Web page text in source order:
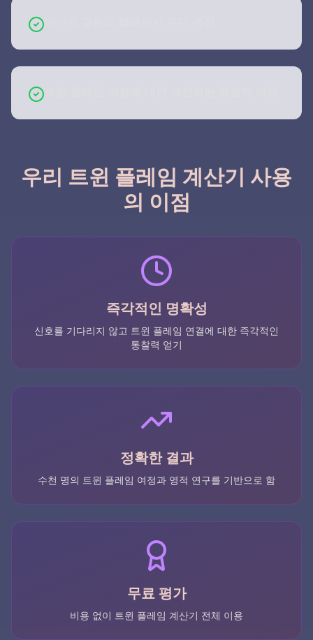
우리 트윈 플레임 계산기 사용
의 이점
즉각적인 명확성
신호를 기다리지 않고 트윈 플레임 연결에 대한 즉각적인
통찰력 얻기
정확한 결과
수천 명의 트윈 플레임 여정과 영적 연구를 기반으로 함
무료 평가
비용 없이 트윈 플레임 계산기 전체 이용